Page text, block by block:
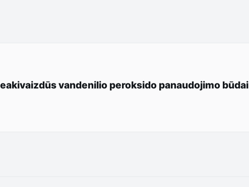
vandenilio peroksido panaudojimo būdai